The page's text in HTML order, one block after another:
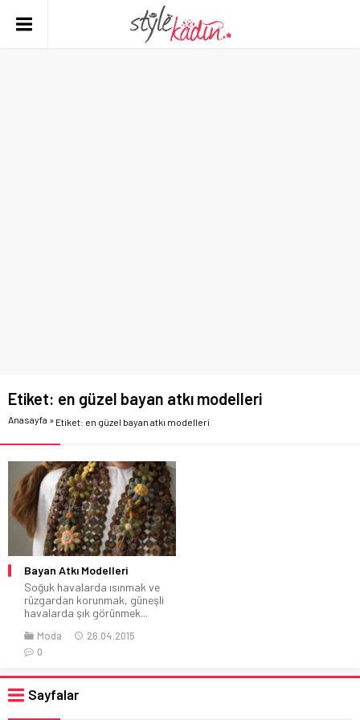
Etiket: en güzel bayan atkı modelleri
Anasayfa » Etiket: en güzel bayan atkı modelleri
Bayan Atkı Modelleri
Soğuk havalarda ısınmak ve
rüzgardan korunmak, güneşli
havalarda şık görünmek...
Moda
26.04.2015
0
Sayfalar